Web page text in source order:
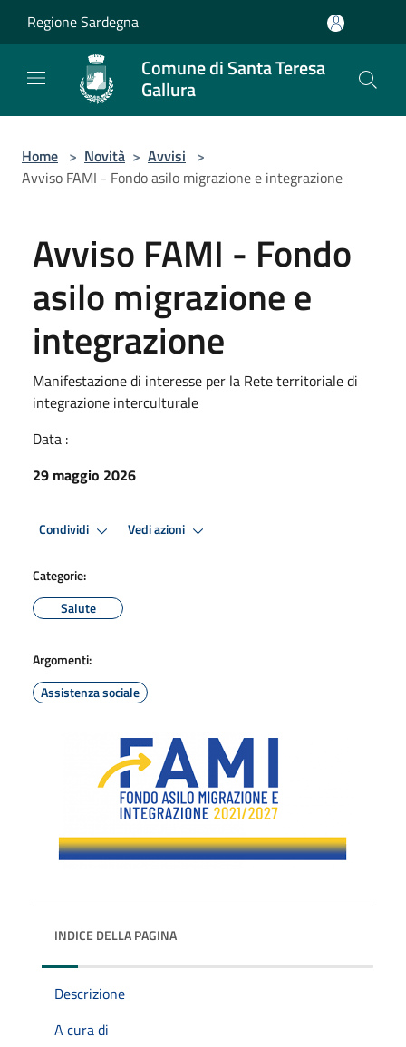
Regione Sardegna
Comune di Santa Teresa
Gallura
Home > Novità > Avvisi >
Avviso FAMI - Fondo asilo migrazione e integrazione
Avviso FAMI - Fondo
asilo migrazione e
integrazione
Manifestazione di interesse per la Rete territoriale di
integrazione interculturale
Data :
29 maggio 2026
Condividi Vedi azioni
Categorie:
Salute
Argomenti:
Assistenza sociale
INDICE DELLA PAGINA
Descrizione
A cura di